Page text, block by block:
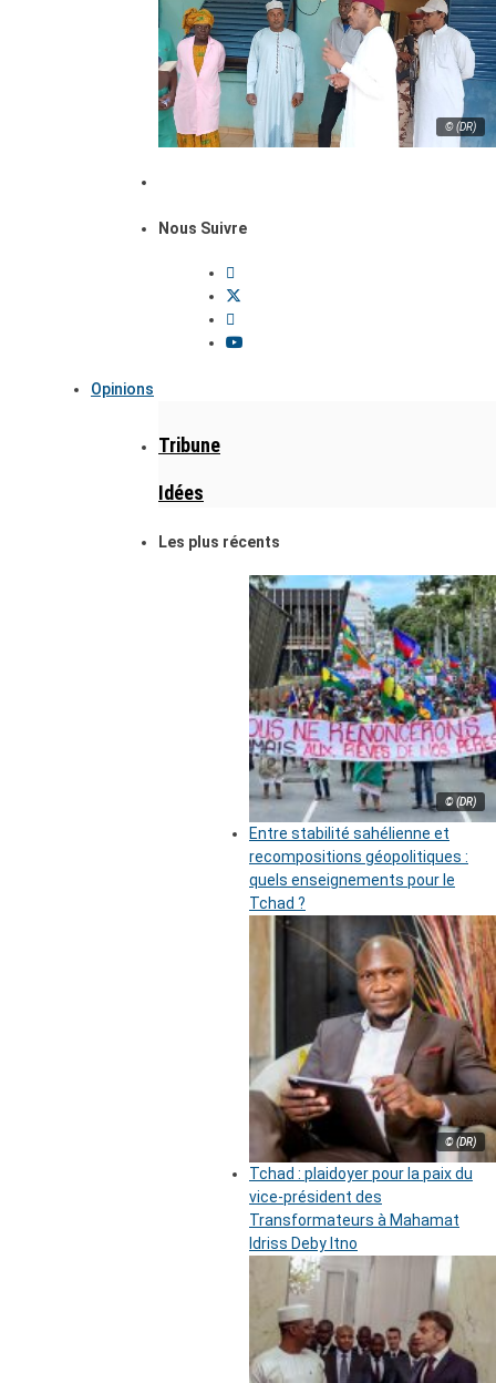
© (DR)
Nous Suivre
Opinions
Tribune
Idées
Les plus récents
© (DR)
Entre stabilité sahélienne et
recompositions géopolitiques :
quels enseignements pour le
Tchad ?
© (DR)
Tchad : plaidoyer pour la paix du
vice-président des
Transformateurs à Mahamat
Idriss Deby Itno